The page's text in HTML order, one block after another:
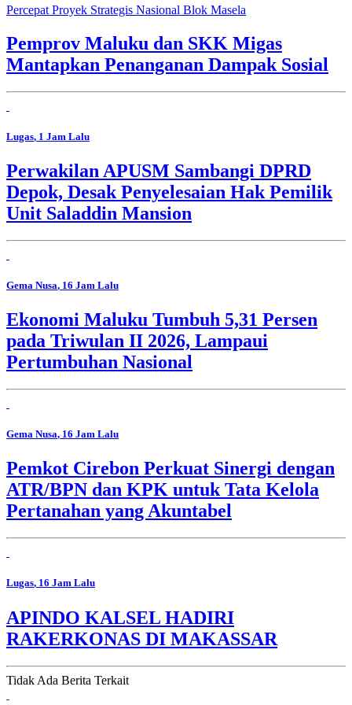
Percepat Proyek Strategis Nasional Blok Masela
Pemprov Maluku dan SKK Migas
Mantapkan Penanganan Dampak Sosial
Lugas, 1 Jam Lalu
Perwakilan APUSM Sambangi DPRD
Depok, Desak Penyelesaian Hak Pemilik
Unit Saladdin Mansion
Gema Nusa, 16 Jam Lalu
Ekonomi Maluku Tumbuh 5,31 Persen
pada Triwulan II 2026, Lampaui
Pertumbuhan Nasional
Gema Nusa, 16 Jam Lalu
Pemkot Cirebon Perkuat Sinergi dengan
ATR/BPN dan KPK untuk Tata Kelola
Pertanahan yang Akuntabel
Lugas, 16 Jam Lalu
APINDO KALSEL HADIRI
RAKERKONAS DI MAKASSAR
Tidak Ada Berita Terkait